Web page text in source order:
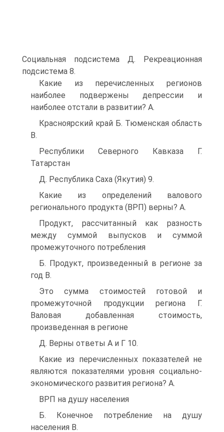
Социальная подсистема Д. Рекреационная
подсистема 8.
Какие из перечисленных регионов
наиболее подвержены депрессии и
наиболее отстали в развитии? A.
Красноярский край Б. Тюменская область
B.
Республики Северного Кавказа Г.
Татарстан
Д. Республика Саха (Якутия) 9.
Какие из определений валового
регионального продукта (ВРП) верны? A.
Продукт, рассчитанный как разность
между суммой выпусков и суммой
промежуточного потребления
Б. Продукт, произведенный в регионе за
год B.
Это сумма стоимостей готовой и
промежуточной продукции региона Г.
Валовая добавленная стоимость,
произведенная в регионе
Д. Верны ответы А и Г 10.
Какие из перечисленных показателей не
являются показателями уровня социально-
экономического развития региона? A.
ВРП на душу населения
Б. Конечное потребление на душу
населения B.